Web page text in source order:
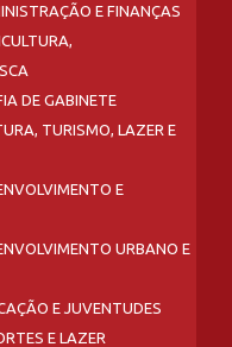
E FINANÇAS
DE GABINETE
TURISMO, LAZER E
E
URBANO E
E JUVENTUDES
E LAZER